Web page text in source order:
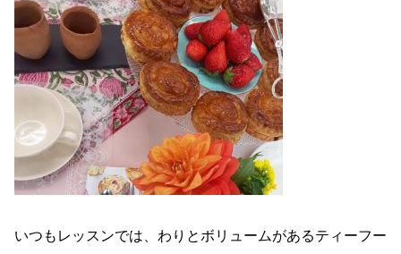
いつもレッスンでは、わりとボリュームがあるティーフー